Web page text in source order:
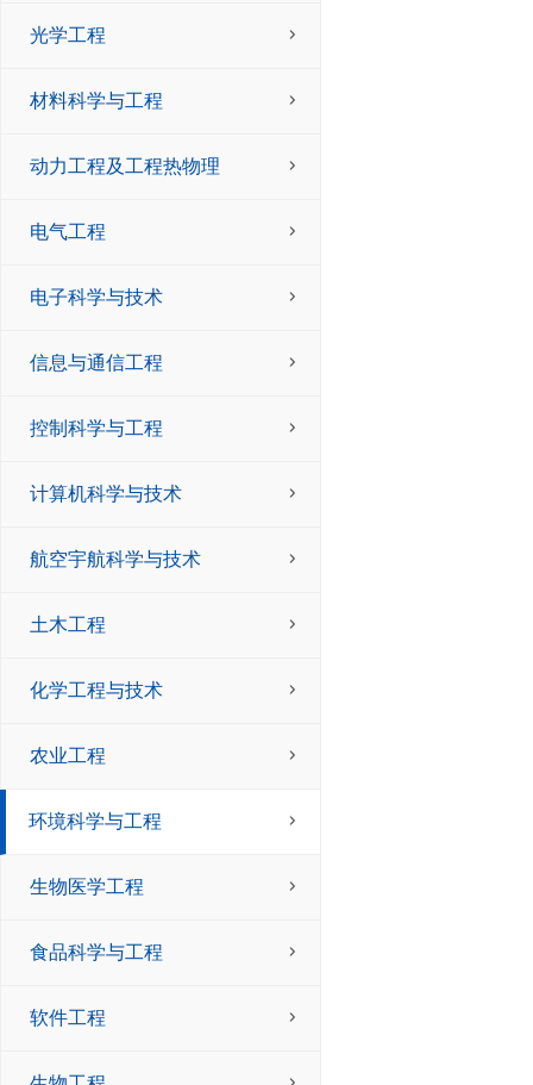
光学工程
材料科学与工程
动力工程及工程热物理
电气工程
电子科学与技术
信息与通信工程
控制科学与工程
计算机科学与技术
航空宇航科学与技术
土木工程
化学工程与技术
农业工程
环境科学与工程
生物医学工程
食品科学与工程
软件工程